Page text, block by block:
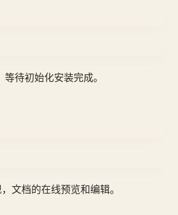
待初始化安装完成。
文档的在线预览和编辑。